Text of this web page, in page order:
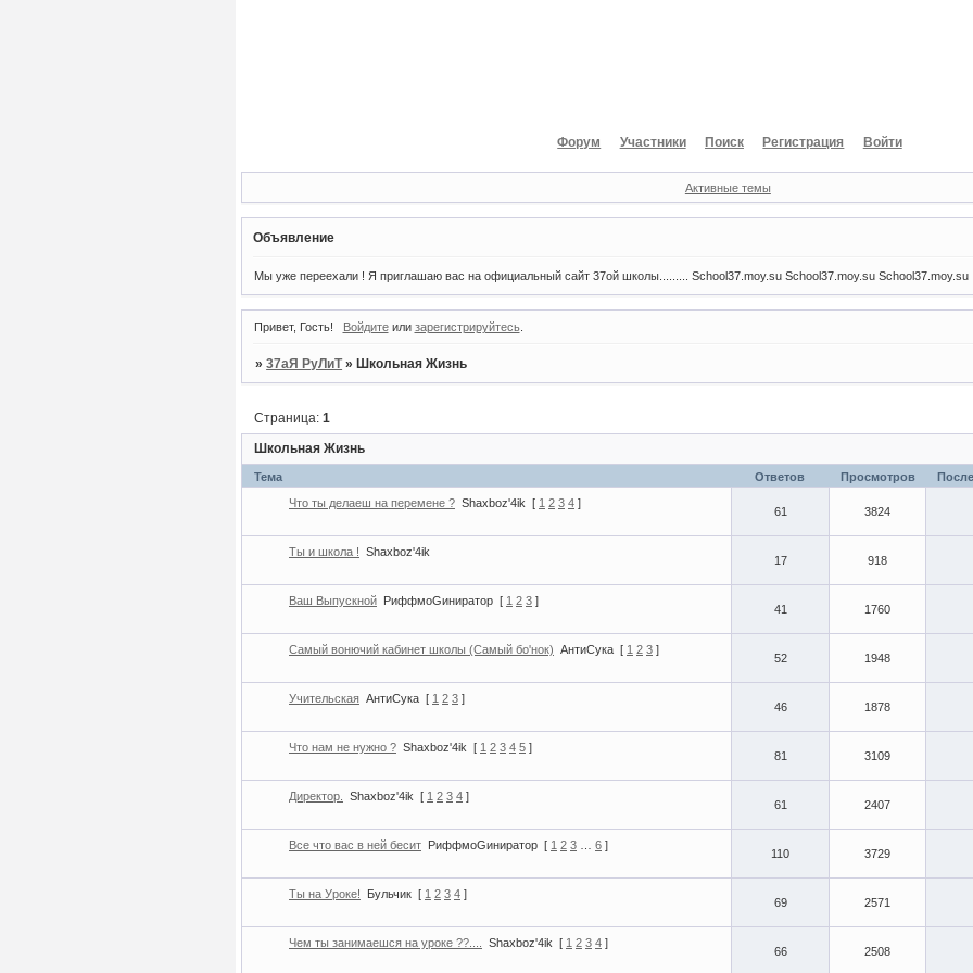
Форум Участники Поиск Регистрация Войти
Активные темы
Объявление
Мы уже переехали ! Я приглашаю вас на официальный сайт 37ой школы......... School37.moy.su School37.moy.su School37.moy.su
Привет, Гость! Войдитеили зарегистрируйтесь.
»37аЯ РуЛиТ »Школьная Жизнь
Школьная Жизнь
Страница:1
Тема Ответов Просмотров
Что ты делаеш на перемене ? Shaxboz'4ik [ 1 2 3 4 ]
61 3824
Ты и школа ! Shaxboz'4ik
17 918
Ваш Выпускной РиффмоGиниратор [ 1 2 3 ]
41 1760
Самый вонючий кабинет школы (Самый бо'нок) АнтиСука [ 1 2 3 ]
52 1948
Учительская АнтиСука [ 1 2 3 ]
46 1878
Что нам не нужно ? Shaxboz'4ik [ 1 2 3 4 5 ]
81 3109
Директор. Shaxboz'4ik [ 1 2 3 4 ]
61 2407
Все что вас в ней бесит РиффмоGиниратор [ 1 2 3 6 ]
110 3729
Ты на Уроке! Бульчик [ 1 2 3 4 ]
69 2571
Чем ты занимаешся на уроке ??.... Shaxboz'4ik [ 1 2 3 4 ]
66 2508